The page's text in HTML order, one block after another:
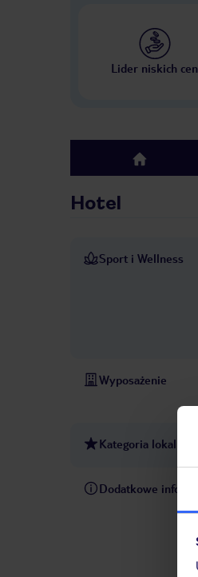
Lider niskich cen
top
Hotel
Sport i Wellness
Wyposażenie
Kategoria lokalna
Dodatkowe